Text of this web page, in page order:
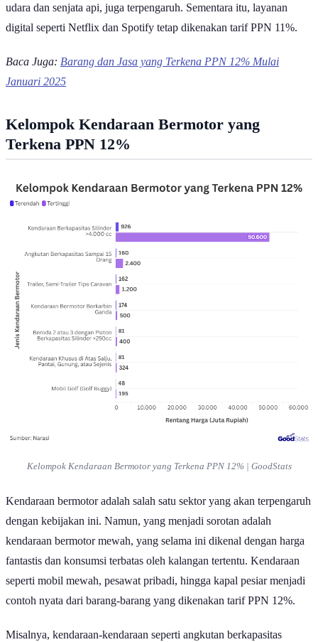
udara dan senjata api, juga terpengaruh. Sementara itu, layanan
digital seperti Netflix dan Spotify tetap dikenakan tarif PPN 11%.
Baca Juga: Barang dan Jasa yang Terkena PPN 12% Mulai
Januari 2025
Kelompok Kendaraan Bermotor yang
Terkena PPN 12%
Kelompok Kendaraan Bermotor yang Terkena PPN 12% | GoodStats
Kendaraan bermotor adalah salah satu sektor yang akan terpengaruh
dengan kebijakan ini. Namun, yang menjadi sorotan adalah
kendaraan bermotor mewah, yang selama ini dikenal dengan harga
fantastis dan konsumsi terbatas oleh kalangan tertentu. Kendaraan
seperti mobil mewah, pesawat pribadi, hingga kapal pesiar menjadi
contoh nyata dari barang-barang yang dikenakan tarif PPN 12%.
Misalnya, kendaraan-kendaraan seperti angkutan berkapasitas